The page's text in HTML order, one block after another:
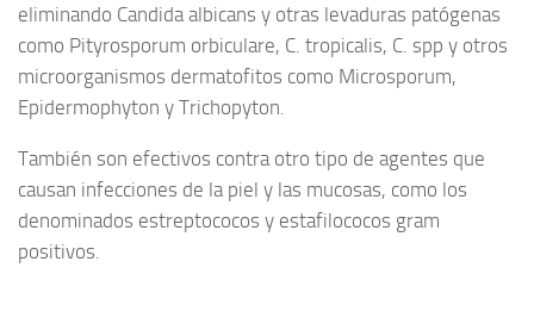
eliminando Candida albicans y otras levaduras patógenas
como Pityrosporum orbiculare, C. tropicalis, C. spp y otros
microorganismos dermatofitos como Microsporum,
Epidermophyton y Trichopyton.
También son efectivos contra otro tipo de agentes que
causan infecciones de la piel y las mucosas, como los
denominados estreptococos y estafilococos gram
positivos.